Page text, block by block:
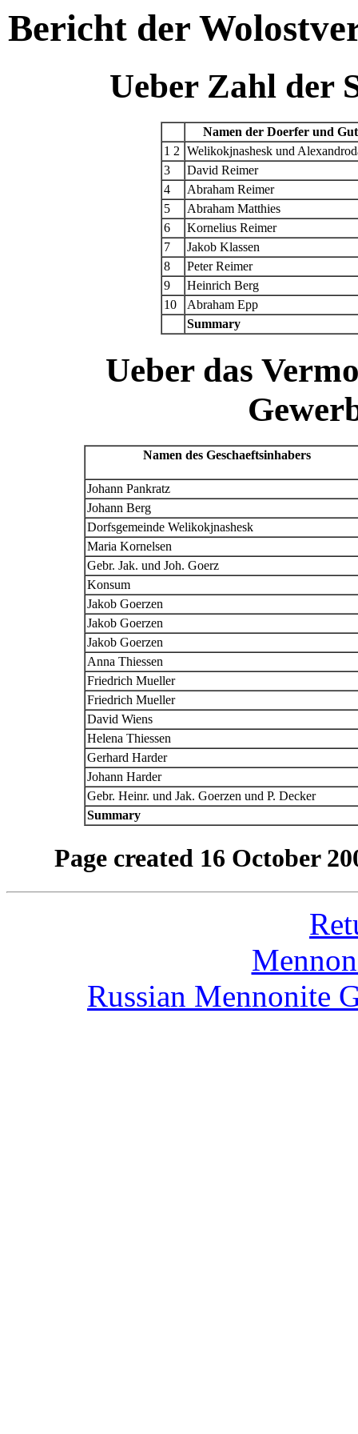
Bericht der
Ueber Zahl der
Namen der Doerfer und
1 2 Welikokjnashesk und
3
David Reimer
4
Abraham Reimer
5
Abraham Matthies
6
Kornelius Reimer
7
Jakob Klassen
8
Peter Reimer
9
Heinrich Berg
10
Abraham Epp
Summary
Ueber das
Namen des Geschaeftsinhabers
Johann Pankratz
Johann Berg
Dorfsgemeinde Welikokjnashesk
Maria Kornelsen
Gebr. Jak. und Joh. Goerz
Konsum
Jakob Goerzen
Jakob Goerzen
Jakob Goerzen
Anna Thiessen
Friedrich Mueller
Friedrich Mueller
David Wiens
Helena Thiessen
Gerhard Harder
Johann Harder
Gebr. Heinr. und Jak. Goerzen und P. Decker
Summary
Page created 16 October
Russian Mennonite